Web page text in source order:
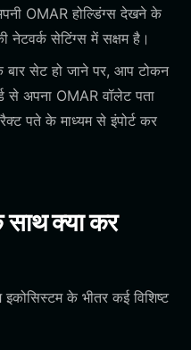
OMAR होल्डिंग्स देखने के
नेटवर्क सेटिंग्स में सक्षम है।
बार सेट हो जाने पर, आप टोकन
से अपना OMAR वॉलेट पता
पते के माध्यम से इंपोर्ट कर
क्या कर
के भीतर कई विशिष्ट